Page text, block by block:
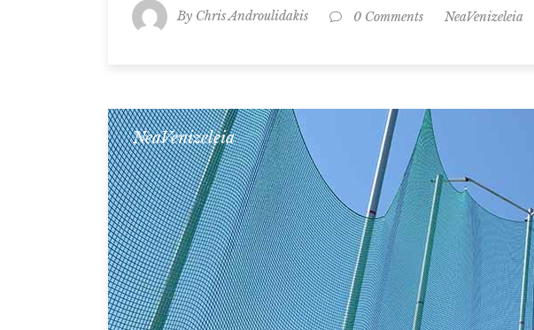
By Chris Androulidakis 0 Comments NeaVenizeleia
NeaVenizeleia